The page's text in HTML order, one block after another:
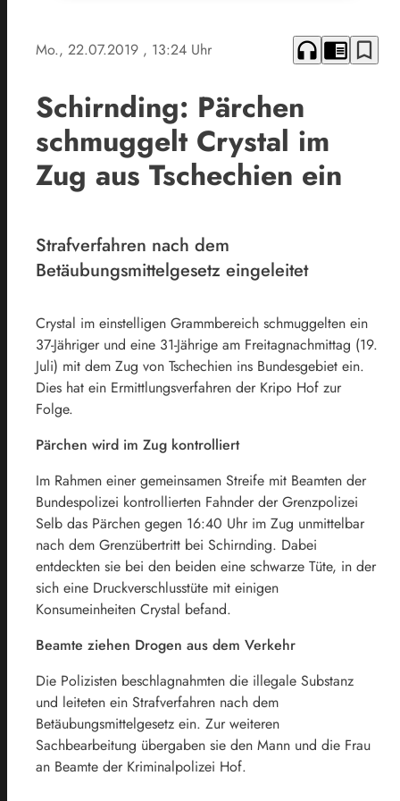
Mo., 22.07.2019 , 13:24 Uhr headphones chrome_reader_mode bookmark_border
Schirnding: Pärchen
schmuggelt Crystal im
Zug aus Tschechien ein
Strafverfahren nach dem
Betäubungsmittelgesetz eingeleitet
Crystal im einstelligen Grammbereich schmuggelten ein
37-Jähriger und eine 31-Jährige am Freitagnachmittag (19.
Juli) mit dem Zug von Tschechien ins Bundesgebiet ein.
Dies hat ein Ermittlungsverfahren der Kripo Hof zur
Folge.
Pärchen wird im Zug kontrolliert
Im Rahmen einer gemeinsamen Streife mit Beamten der
Bundespolizei kontrollierten Fahnder der Grenzpolizei
Selb das Pärchen gegen 16:40 Uhr im Zug unmittelbar
nach dem Grenzübertritt bei Schirnding. Dabei
entdeckten sie bei den beiden eine schwarze Tüte, in der
sich eine Druckverschlusstüte mit einigen
Konsumeinheiten Crystal befand.
Beamte ziehen Drogen aus dem Verkehr
Die Polizisten beschlagnahmten die illegale Substanz
und leiteten ein Strafverfahren nach dem
Betäubungsmittelgesetz ein. Zur weiteren
Sachbearbeitung übergaben sie den Mann und die Frau
an Beamte der Kriminalpolizei Hof.